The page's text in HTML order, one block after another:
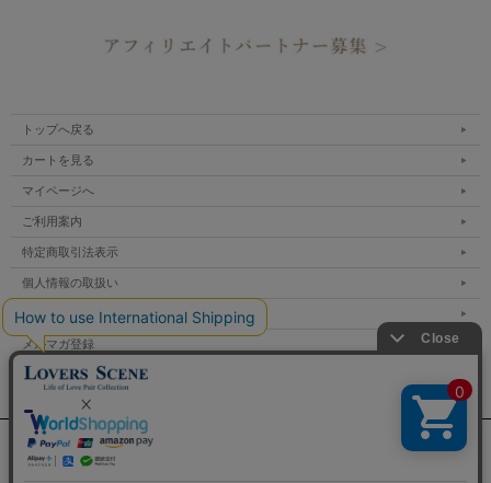
トップへ戻る
カートを見る
マイページへ
ご利用案内
特定商取引法表示
個人情報の取扱い
サイトマップ
メルマガ登録
お問い合わせ